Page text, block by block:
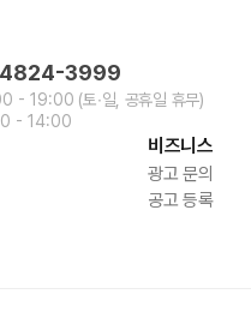
3999
- 19:00 (토∙일, 공휴일 휴무)
- 14:00
비즈니스
광고 문의
공고 등록